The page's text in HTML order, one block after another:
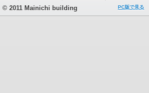
© 2011 Mainichi building PC版で見る